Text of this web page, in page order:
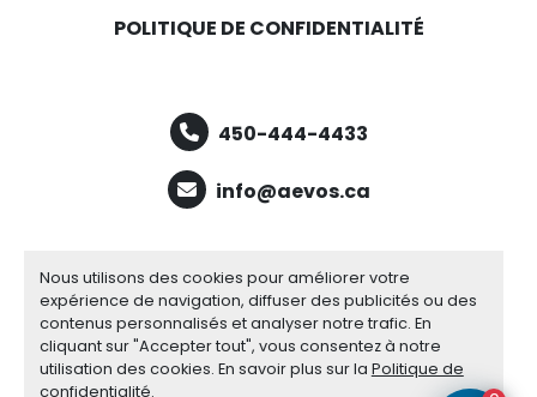
Nous utilisons des cookies pour améliorer votre
expérience de navigation, diffuser des publicités ou des
contenus personnalisés et analyser notre trafic. En
cliquant sur "Accepter tout", vous consentez à notre
utilisation des cookies. En savoir plus sur la Politique de
confidentialité.
POLITIQUE DE CONFIDENTIALITÉ
450-444-4433
info@aevos.ca
facebook
youtube
linkedin
Gérez les cookies
Site web